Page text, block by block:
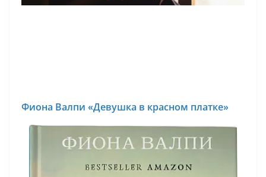
Фиона Валпи «Девушка в красном платке»